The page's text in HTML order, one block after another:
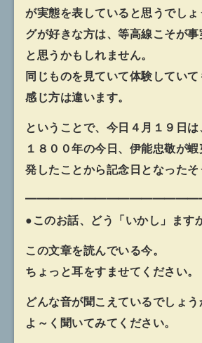
が実態を表していると思うでし
グが好きな方は、等高線こそが
と思うかもしれません。
同じものを見ていて体験してい
感じ方は違います。
ということで、今日４月１９日は
１８００年の今日、伊能忠敬が
発したことから記念日となったそ
●このお話、どう「いかし」ます
この文章を読んでいる今。
ちょっと耳をすませてください。
どんな音が聞こえているでしょう
よ～く聞いてみてください。